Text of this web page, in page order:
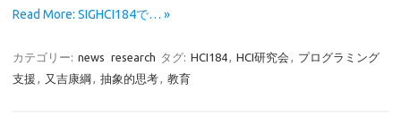
Read More: SIGHCI184で… »
カテゴリー: news research タグ: HCI184 HCI研究会
プログラミング
支援
又吉康綱 抽象的思考 教育